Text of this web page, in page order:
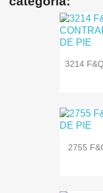
3214
2755